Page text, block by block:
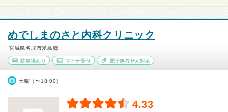
めでしまのさと内科クリニック
宮城県名取市愛島郷
駐車場あり マイナ受付 電子処方せん対応
土曜（〜18:00）
4.33